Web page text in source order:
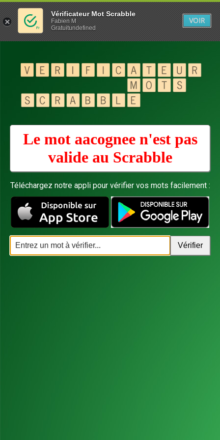
Le mot aacognee n'est pas
valide au Scrabble
Téléchargez notre appli pour vérifier vos mots facilement :
Vérificateur Mot Scrabble
Fabien M
Gratuitundefined
VOIR